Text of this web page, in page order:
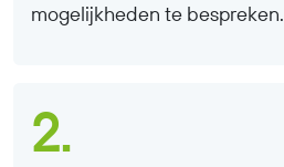
mogelijkheden te bespreken.
2.